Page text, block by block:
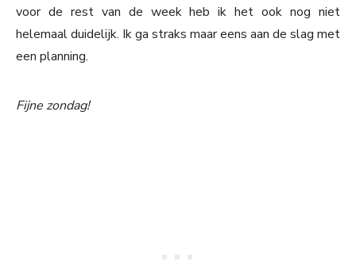
voor de rest van de week heb ik het ook nog niet
helemaal duidelijk. Ik ga straks maar eens aan de slag met
een planning.
Fijne zondag!